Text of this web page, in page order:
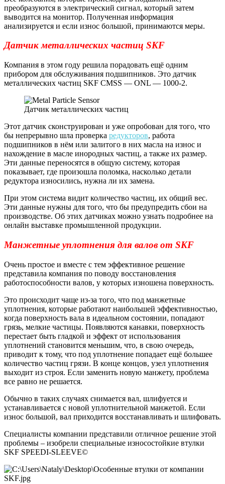
преобразуются в электрический сигнал, который затем
выводится на монитор. Полученная информация
анализируется и если износ большой, принимаются меры.
Датчик металлических частиц SKF
Компания в этом году решила порадовать ещё одним
прибором для обслуживания подшипников. Это датчик
металлических частиц SKF CMSS — ONL — 1000-2.
Датчик металлических частиц
Этот датчик сконструирован и уже опробован для того, что
бы непрерывно шла проверка редукторов, работа
подшипников в нём или залитого в них масла на износ и
нахождение в масле инородных частиц, а также их размер.
Эти данные переносятся в общую систему, которая
показывает, где произошла поломка, насколько детали
редуктора износились, нужна ли их замена.
При этом система видит количество частиц, их общий вес.
Эти данные нужны для того, что бы предупредить сбои на
производстве. Об этих датчиках можно узнать подробнее на
онлайн выставке промышленной продукции.
Манжетные уплотнения для валов от SKF
Очень простое и вместе с тем эффективное решение
представила компания по поводу восстановления
работоспособности валов, у которых изношена поверхность.
Это происходит чаще из-за того, что под манжетные
уплотнения, которые работают наибольшей эффективностью,
когда поверхность вала в идеальном состоянии, попадают
грязь, мелкие частицы. Появляются канавки, поверхность
перестает быть гладкой и эффект от использования
уплотнений становится меньшим, что, в свою очередь,
приводит к тому, что под уплотнение попадает ещё большее
количество частиц грязи. В конце концов, узел уплотнения
выходит из строя. Если заменить новую манжету, проблема
все равно не решается.
Обычно в таких случаях снимается вал, шлифуется и
устанавливается с новой уплотнительной манжетой. Если
износ большой, вал приходится восстанавливать и шлифовать.
Специалисты компании представили отличное решение этой
проблемы – изобрели специальные износостойкие втулки
SKF SPEEDI-SLEEVE©